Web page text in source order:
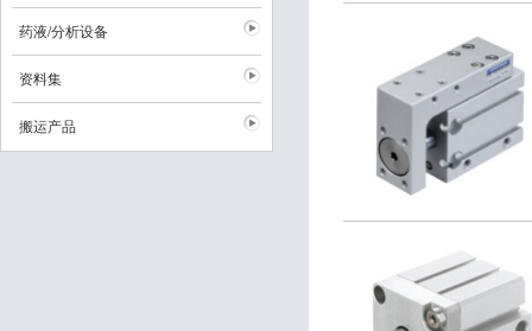
药液/分析设备
资料集
搬运产品